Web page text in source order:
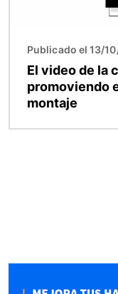
Publicado el 13/
El video de la
promoviendo
montaje